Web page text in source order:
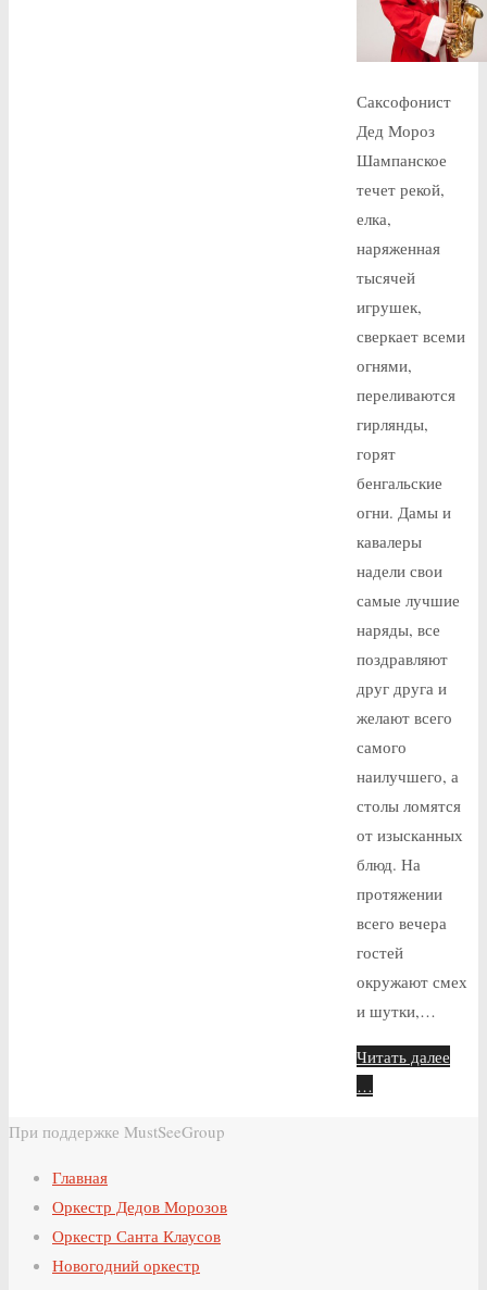
Саксофонист
Дед Мороз
Шампанское
течет рекой,
елка,
наряженная
тысячей
игрушек,
сверкает всеми
огнями,
переливаются
гирлянды,
горят
бенгальские
огни. Дамы и
кавалеры
надели свои
самые лучшие
наряды, все
поздравляют
друг друга и
желают всего
самого
наилучшего, а
столы ломятся
от изысканных
блюд. На
протяжении
всего вечера
гостей
окружают смех
и шутки,…
Читать далее
…
При поддержке MustSeeGroup
Главная
Оркестр Дедов Морозов
Оркестр Санта Клаусов
Новогодний оркестр